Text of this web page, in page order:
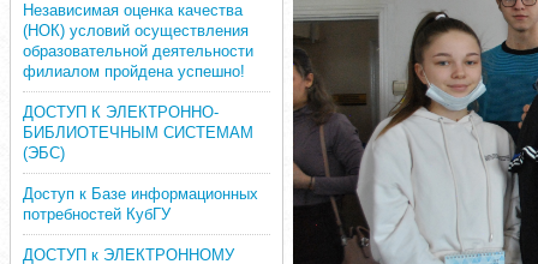
Независимая оценка качества
(НОК) условий осуществления
образовательной деятельности
филиалом пройдена успешно!
ДОСТУП К ЭЛЕКТРОННО-
БИБЛИОТЕЧНЫМ СИСТЕМАМ
(ЭБС)
Доступ к Базе информационных
потребностей КубГУ
ДОСТУП к ЭЛЕКТРОННОМУ